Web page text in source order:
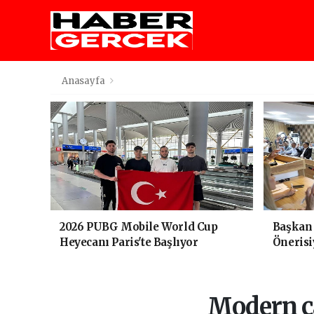
Anasayfa
2026 PUBG Mobile World Cup
Heyecanı Paris'te Başlıyor
Modern